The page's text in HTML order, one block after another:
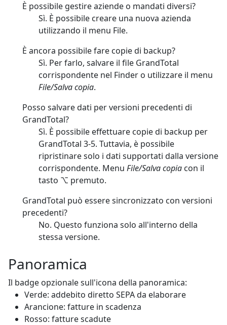
È possibile gestire aziende o mandati diversi?
Sì. È possibile creare una nuova azienda
utilizzando il menu File.
È ancora possibile fare copie di backup?
Sì. Per farlo, salvare il file GrandTotal
corrispondente nel Finder o utilizzare il menu
File/Salva copia.
Posso salvare dati per versioni precedenti di
GrandTotal?
Sì. È possibile effettuare copie di backup per
GrandTotal 3-5. Tuttavia, è possibile
ripristinare solo i dati supportati dalla versione
corrispondente. Menu File/Salva copia con il
tasto ⌥ premuto.
GrandTotal può essere sincronizzato con versioni
precedenti?
No. Questo funziona solo all'interno della
stessa versione.
Panoramica
Il badge opzionale sull'icona della panoramica:
Verde: addebito diretto SEPA da elaborare
Arancione: fatture in scadenza
Rosso: fatture scadute